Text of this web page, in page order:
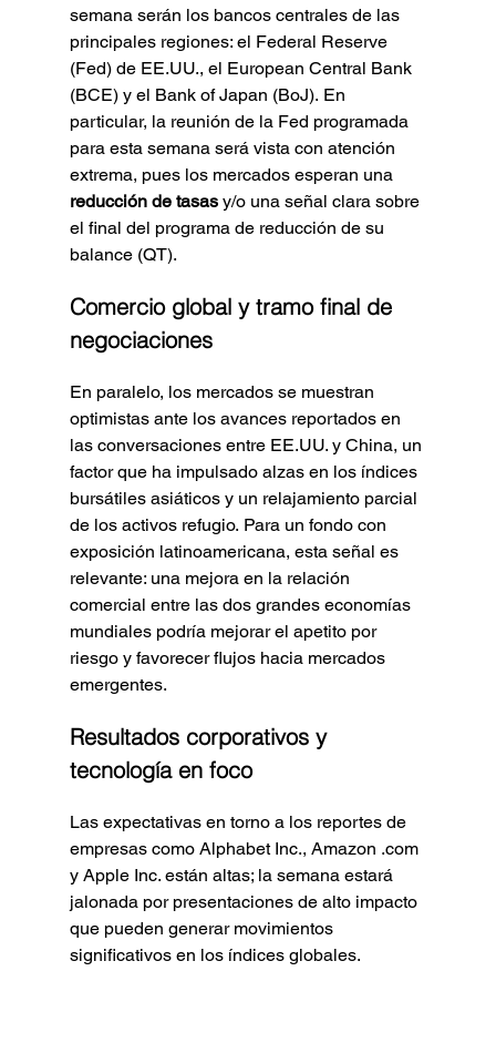
semana serán los bancos centrales de las
principales regiones: el Federal Reserve
(Fed) de EE.UU., el European Central Bank
(BCE) y el Bank of Japan (BoJ). En
particular, la reunión de la Fed programada
para esta semana será vista con atención
extrema, pues los mercados esperan una
reducción de tasas y/o una señal clara sobre
el final del programa de reducción de su
balance (QT).
Comercio global y tramo final de
negociaciones
En paralelo, los mercados se muestran
optimistas ante los avances reportados en
las conversaciones entre EE.UU. y China, un
factor que ha impulsado alzas en los índices
bursátiles asiáticos y un relajamiento parcial
de los activos refugio. Para un fondo con
exposición latinoamericana, esta señal es
relevante: una mejora en la relación
comercial entre las dos grandes economías
mundiales podría mejorar el apetito por
riesgo y favorecer flujos hacia mercados
emergentes.
Resultados corporativos y
tecnología en foco
Las expectativas en torno a los reportes de
empresas como Alphabet Inc., Amazon .com
y Apple Inc. están altas; la semana estará
jalonada por presentaciones de alto impacto
que pueden generar movimientos
significativos en los índices globales.